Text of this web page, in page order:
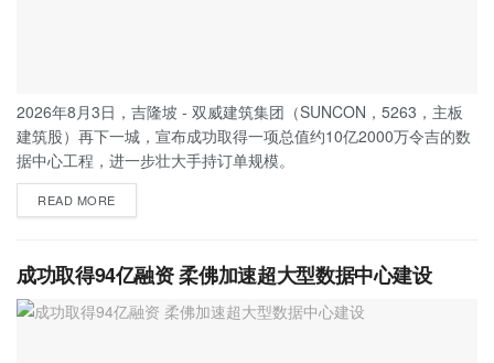
2026年8月3日，吉隆坡 - 双威建筑集团（SUNCON，5263，主板
建筑股）再下一城，宣布成功取得一项总值约10亿2000万令吉的数
据中心工程，进一步壮大手持订单规模。
READ MORE
成功取得94亿融资 柔佛加速超大型数据中心建设